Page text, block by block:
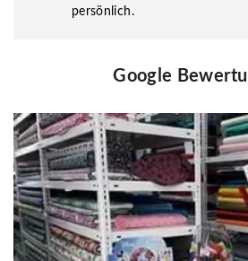
persönlich.
Google